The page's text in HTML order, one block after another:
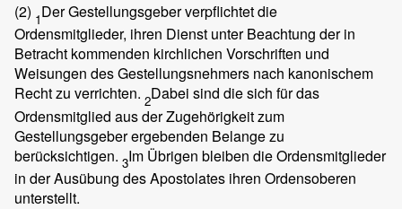
(2) 1Der Gestellungsgeber verpflichtet die
Ordensmitglieder, ihren Dienst unter Beachtung der in
Betracht kommenden kirchlichen Vorschriften und
Weisungen des Gestellungsnehmers nach kanonischem
Recht zu verrichten. 2Dabei sind die sich für das
Ordensmitglied aus der Zugehörigkeit zum
Gestellungsgeber ergebenden Belange zu
berücksichtigen. 3Im Übrigen bleiben die Ordensmitglieder
in der Ausübung des Apostolates ihren Ordensoberen
unterstellt.